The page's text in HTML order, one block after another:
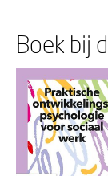
Boek bij